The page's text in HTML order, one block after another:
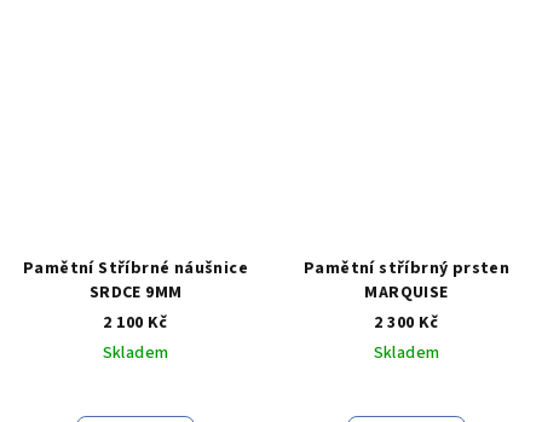
Pamětní Stříbrné náušnice
SRDCE 9MM
2 100 Kč
Skladem
Pamětní stříbrný prsten
MARQUISE
2 300 Kč
Skladem
hodnocení